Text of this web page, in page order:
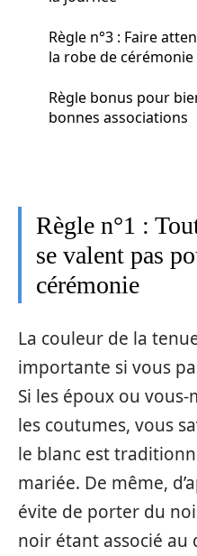
Règle n°3 : Faire
la robe de cérémonie
Règle bonus pour
bonnes associations
Règle n°1 :
se valent pas
cérémonie
La couleur de la
importante si vous
Si les époux ou
les coutumes, vous
le blanc est
mariée. De même,
évite de porter du
noir étant associé au